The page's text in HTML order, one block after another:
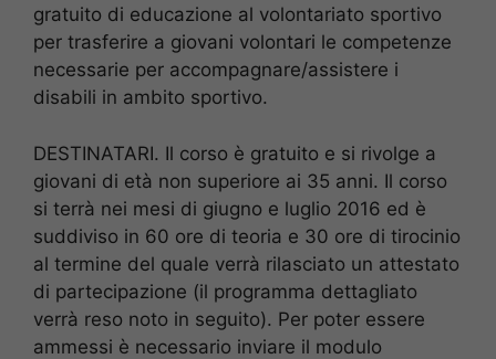
gratuito di educazione al volontariato sportivo
per trasferire a giovani volontari le competenze
necessarie per accompagnare/assistere i
disabili in ambito sportivo.
DESTINATARI. Il corso è gratuito e si rivolge a
giovani di età non superiore ai 35 anni. Il corso
si terrà nei mesi di giugno e luglio 2016 ed è
suddiviso in 60 ore di teoria e 30 ore di tirocinio
al termine del quale verrà rilasciato un attestato
di partecipazione (il programma dettagliato
verrà reso noto in seguito). Per poter essere
ammessi è necessario inviare il modulo